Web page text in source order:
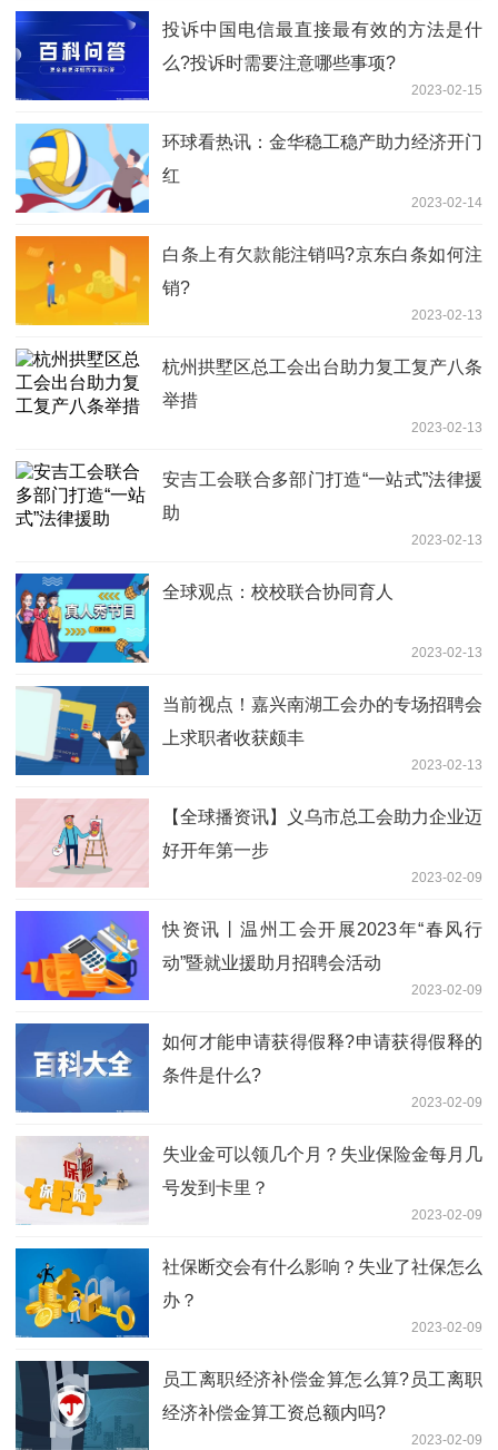
投诉中国电信最直接最有效的方法是什
么?投诉时需要注意哪些事项?
2023-02-15
环球看热讯：金华稳工稳产助力经济开门
红
2023-02-14
​白条上有欠款能注销吗?京东白条如何注
销?
2023-02-13
杭州拱墅区总工会出台助力复工复产八条
举措
2023-02-13
安吉工会联合多部门打造“一站式”法律援
助
2023-02-13
全球观点：校校联合协同育人
2023-02-13
当前视点！嘉兴南湖工会办的专场招聘会
上求职者收获颇丰
2023-02-13
【全球播资讯】义乌市总工会助力企业迈
好开年第一步
2023-02-09
快资讯丨温州工会开展2023年“春风行
动”暨就业援助月招聘会活动
2023-02-09
如何才能申请获得假释?申请获得假释的
条件是什么?
2023-02-09
失业金可以领几个月？失业保险金每月几
号发到卡里？
2023-02-09
社保断交会有什么影响？失业了社保怎么
办？
2023-02-09
员工离职经济补偿金算怎么算?员工离职
经济补偿金算工资总额内吗?
2023-02-09